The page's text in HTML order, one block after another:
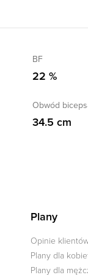
BF
22 %
Obwód
34.5 cm
Plany
Opinie
Plany dla
Plany dla